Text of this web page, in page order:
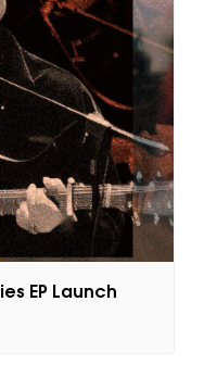
EP Launch